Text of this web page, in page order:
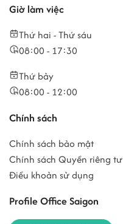
Giờ làm việc
Thứ hai - Thứ sáu
08:00 - 17:30
Thứ bảy
08:00 - 12:00
Chính sách
Chính sách bảo mật
Chính sách Quyền riêng tư
Điều khoản sử dụng
Profile Office Saigon